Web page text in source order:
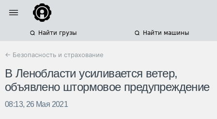
Найти грузы Найти машины
← Безопасность и страхование
В Ленобласти усиливается ветер,
объявлено штормовое предупреждение
08:13, 26 Мая 2021